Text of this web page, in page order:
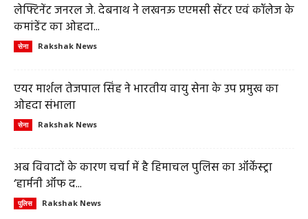
लेफ्टिनेंट जनरल जे. देबनाथ ने लखनऊ एएमसी सेंटर एवं कॉलेज के
कमांडेंट का ओहदा...
सेना Rakshak News
एयर मार्शल तेजपाल सिंह ने भारतीय वायु सेना के उप प्रमुख का
ओहदा संभाला
सेना Rakshak News
अब विवादों के कारण चर्चा में है हिमाचल पुलिस का ऑर्केस्ट्रा
‘हार्मनी ऑफ द...
पुलिस Rakshak News